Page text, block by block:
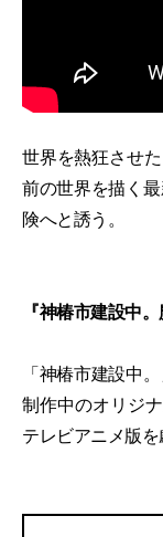
世界を熱狂させ
前の世界を描く
険へと誘う。
『神椿市建設中
「神椿市建設中
制作中のオリジ
テレビアニメ版を